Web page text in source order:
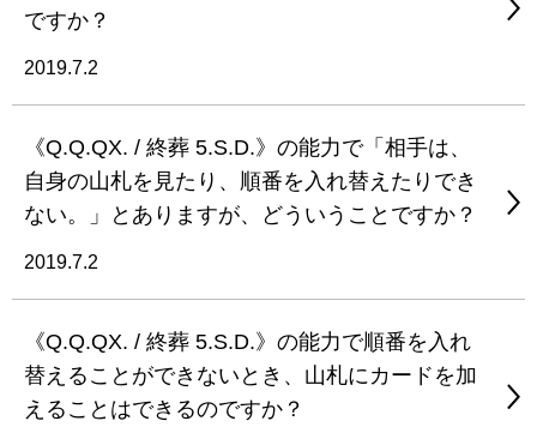
ですか？
2019.7.2
《Q.Q.QX. / 終葬 5.S.D.》の能力で「相手は、
自身の山札を見たり、順番を入れ替えたりでき
ない。」とありますが、どういうことですか？
2019.7.2
《Q.Q.QX. / 終葬 5.S.D.》の能力で順番を入れ
替えることができないとき、山札にカードを加
えることはできるのですか？